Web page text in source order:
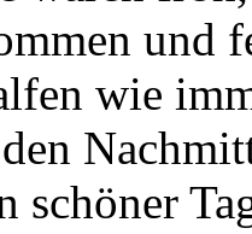
und
wie
schöner